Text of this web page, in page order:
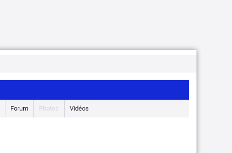
Forum Photos Vidéos